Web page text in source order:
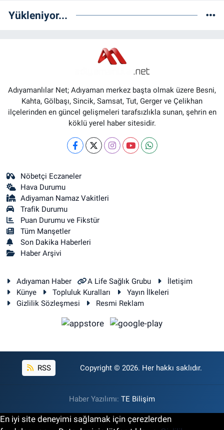
Yükleniyor...
Adıyamanlılar Net; Adıyaman merkez başta olmak üzere Besni,
Kahta, Gölbaşı, Sincik, Samsat, Tut, Gerger ve Çelikhan
ilçelerinden en güncel gelişmeleri tarafsızlıkla sunan, şehrin en
köklü yerel haber sitesidir.
Nöbetçi Eczaneler
Hava Durumu
Adiyaman Namaz Vakitleri
Trafik Durumu
Puan Durumu ve Fikstür
Tüm Manşetler
Son Dakika Haberleri
Haber Arşivi
Adıyaman Haber A Life Sağlık Grubu
İletişim
Künye
Topluluk Kuralları
Yayın İlkeleri
Gizlilik Sözleşmesi
Resmi Reklam
RSS Copyright © 2026. Her hakkı saklıdır.
Haber Yazılımı: TE Bilişim
En iyi site deneyimi sağlamak için çerezlerden